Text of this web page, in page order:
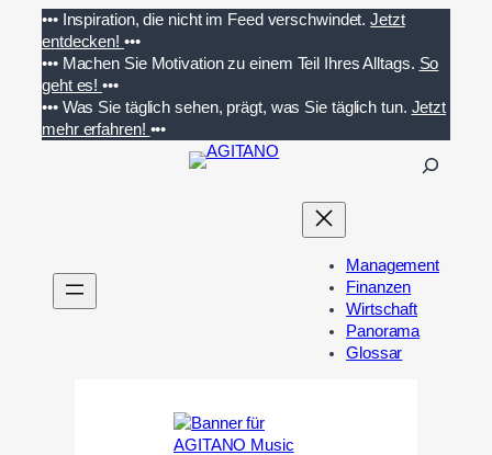
Inhalt
springen
••• Inspiration, die nicht im Feed verschwindet. Jetzt
entdecken! •••
••• Machen Sie Motivation zu einem Teil Ihres Alltags. So
geht es!•••
••• Was Sie täglich sehen, prägt, was Sie täglich tun. Jetzt
mehr erfahren! •••
n
Management
Finanzen
Wirtschaft
Panorama
Glossar